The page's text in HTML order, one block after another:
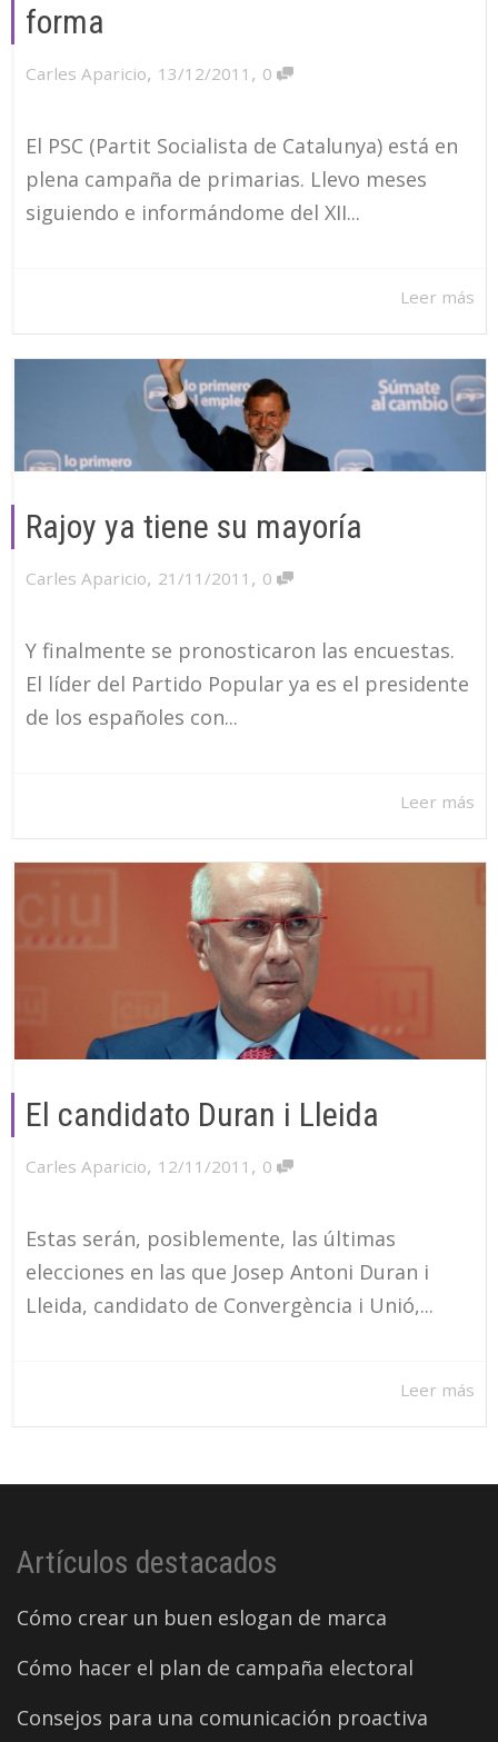
forma
Carles Aparicio, 13/12/2011 , 0
El PSC (Partit Socialista de Catalunya) está en
plena campaña de primarias. Llevo meses
siguiendo e informándome del XII...
Leer más
Rajoy ya tiene su mayoría
Carles Aparicio, 21/11/2011 , 0
Y finalmente se pronosticaron las encuestas.
El líder del Partido Popular ya es el presidente
de los españoles con...
Leer más
El candidato Duran i Lleida
Carles Aparicio, 12/11/2011 , 0
Estas serán, posiblemente, las últimas
elecciones en las que Josep Antoni Duran i
Lleida, candidato de Convergència i Unió,...
Leer más
Artículos destacados
Cómo crear un buen eslogan de marca
Cómo hacer el plan de campaña electoral
Consejos para una comunicación proactiva